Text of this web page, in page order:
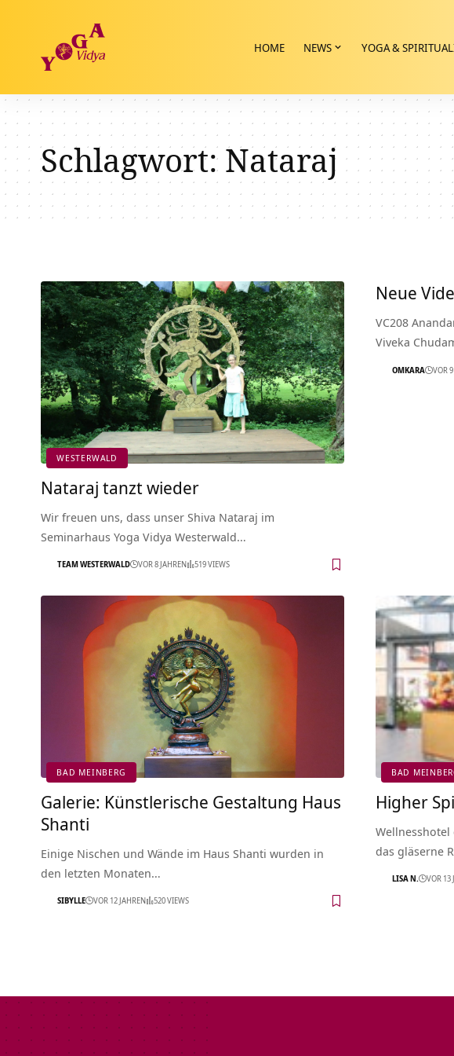
HOME NEWS YOGA &
Schlagwort:Nataraj
WESTERWALD
Nataraj tanzt wieder
Wir freuen uns, dass unser Shiva Nataraj im
Seminarhaus Yoga Vidya Westerwald…
TEAM WESTERWALD VOR 8 JAHREN 519 VIEWS
Neue
VC208
Viveka
OMKARA VOR
BAD MEINBERG
Galerie: Künstlerische Gestaltung Haus
Shanti
Einige Nischen und Wände im Haus Shanti wurden in
den letzten Monaten…
SIBYLLE VOR 12 JAHREN 520 VIEWS
BAD
Higher
Wellnesshotel
das gläserne
LISA N. VOR 13